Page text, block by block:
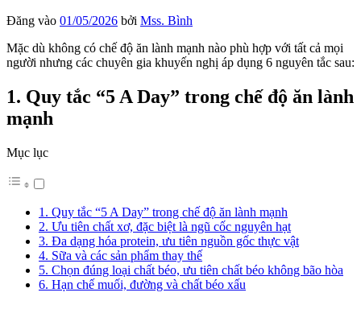
Đăng vào 01/05/2026 bởi Mss. Bình
Mặc dù không có chế độ ăn lành mạnh nào phù hợp với tất cả mọi
người nhưng các chuyên gia khuyến nghị áp dụng 6 nguyên tắc sau:
1. Quy tắc “5 A Day” trong chế độ ăn lành
mạnh
Mục lục
1. Quy tắc “5 A Day” trong chế độ ăn lành mạnh
2. Ưu tiên chất xơ, đặc biệt là ngũ cốc nguyên hạt
3. Đa dạng hóa protein, ưu tiên nguồn gốc thực vật
4. Sữa và các sản phẩm thay thế
5. Chọn đúng loại chất béo, ưu tiên chất béo không bão hòa
6. Hạn chế muối, đường và chất béo xấu